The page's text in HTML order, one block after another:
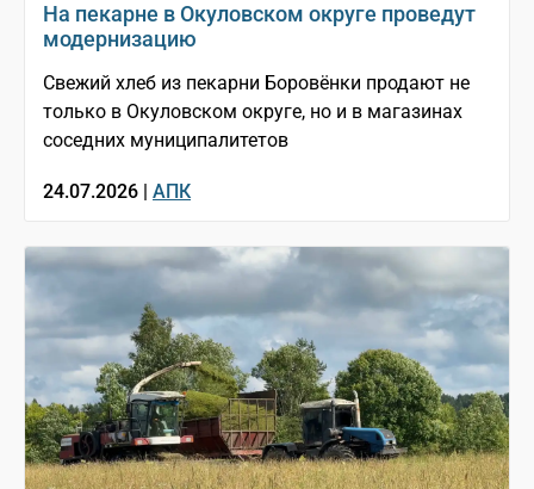
На пекарне в Окуловском округе проведут
модернизацию
Свежий хлеб из пекарни Боровёнки продают не
только в Окуловском округе, но и в магазинах
соседних муниципалитетов
24.07.2026 | АПК